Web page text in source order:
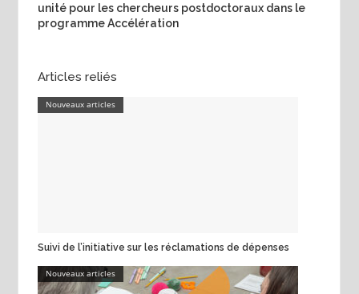
unité pour les chercheurs postdoctoraux dans le
programme Accélération
Articles reliés
Nouveaux articles
Suivi de l’initiative sur les réclamations de dépenses
Nouveaux articles